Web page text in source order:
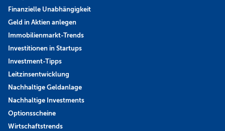
Finanzielle Unabhängigkeit
Geld in Aktien anlegen
Immobilienmarkt-Trends
Investitionen in Startups
Investment-Tipps
Leitzinsentwicklung
Nachhaltige Geldanlage
Nachhaltige Investments
Optionsscheine
Wirtschaftstrends